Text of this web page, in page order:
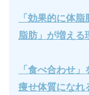
「効果的に体
脂肪」が増える
「食べ合わせ
痩せ体質になれ